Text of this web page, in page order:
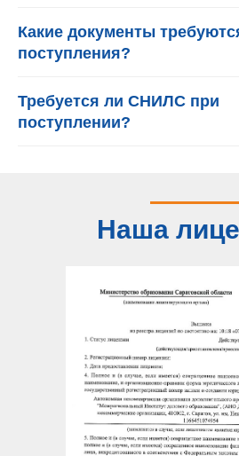
Какие документы
поступления?
Требуется ли СНИЛС при
поступлении?
Наша